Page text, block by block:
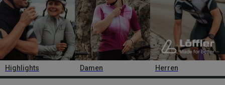
Highlights Damen Herren